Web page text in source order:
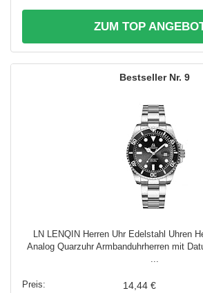
ZUM TOP
9
LN LENQIN Herren Uhr Edelstahl Uhren
Analog Quarzuhr Armbanduhrherren mit
...
14,44 €